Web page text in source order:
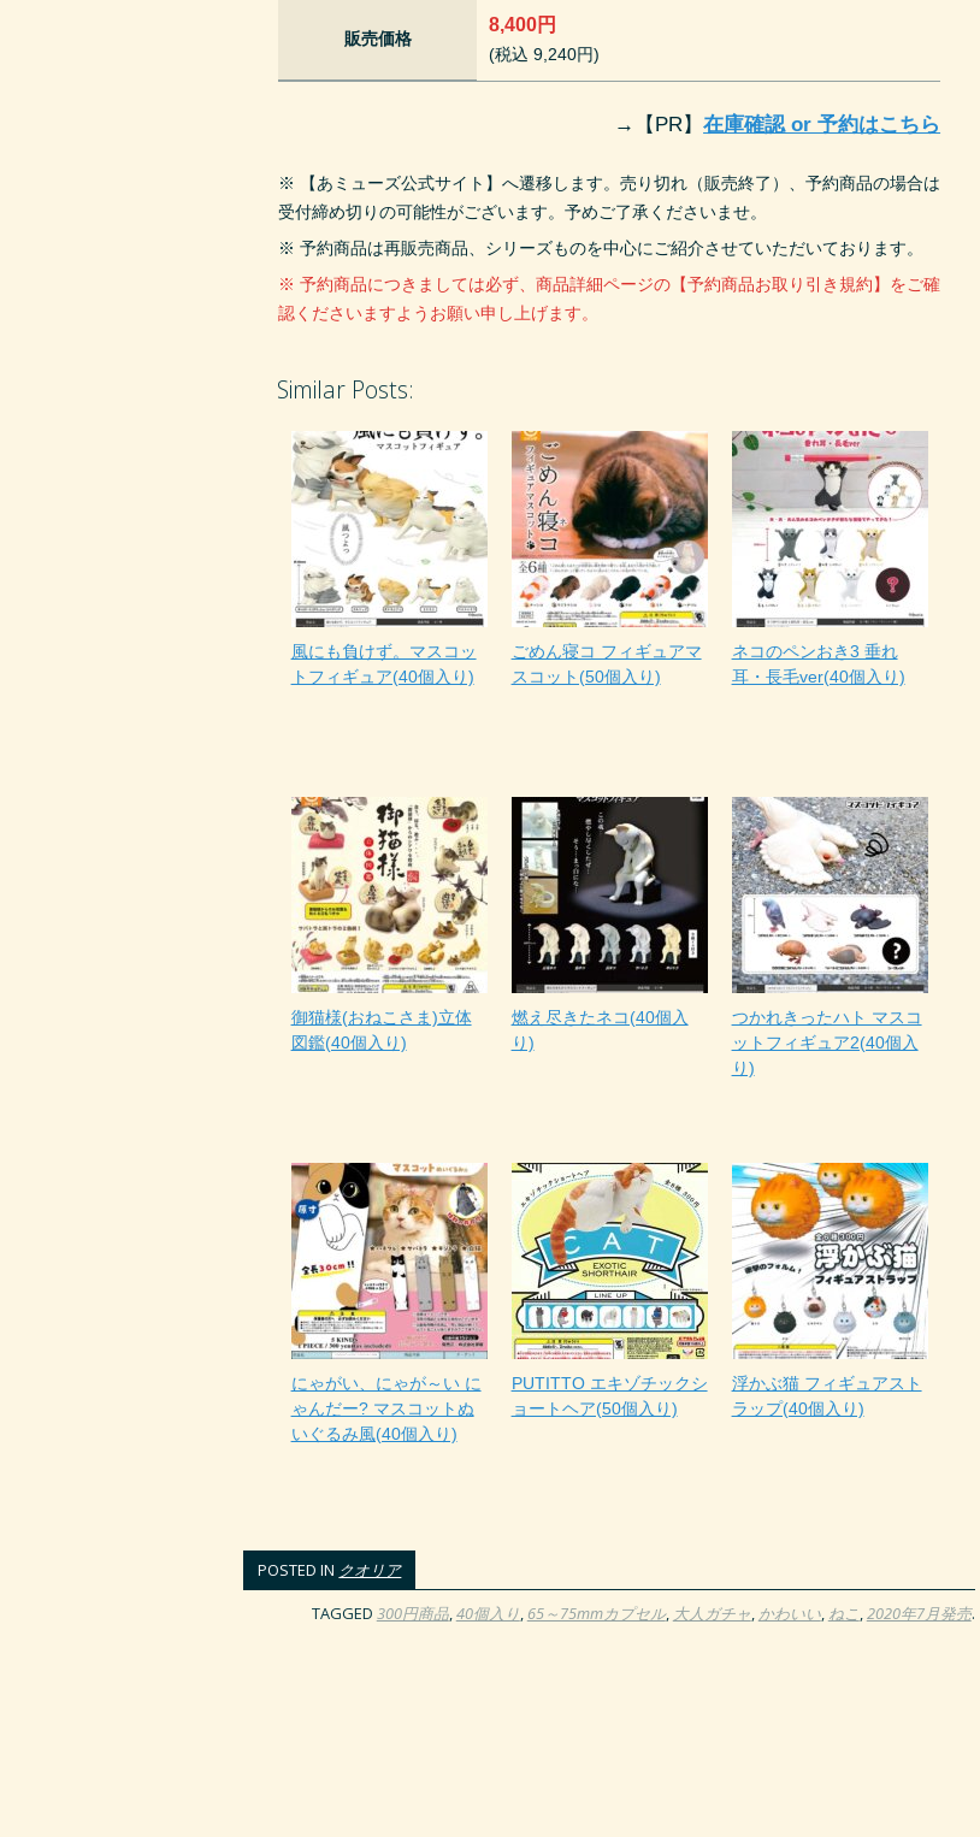
販売価格
8,400円
(税込 9,240円)
→ 【PR】在庫確認 or 予約はこちら
※ 【あミューズ公式サイト】へ遷移します。売り切れ（販売終了）、予約商品の場合は
受付締め切りの可能性がございます。予めご了承くださいませ。
※ 予約商品は再販売商品、シリーズものを中心にご紹介させていただいております。
※ 予約商品につきましては必ず、商品詳細ページの【予約商品お取り引き規約】をご確
認くださいますようお願い申し上げます。
Similar Posts:
風にも負けず。マスコッ
トフィギュア(40個入り)
ごめん寝コ フィギュアマ
スコット(50個入り)
ネコのペンおき3 垂れ
耳・長毛ver(40個入り)
御猫様(おねこさま)立体
図鑑(40個入り)
燃え尽きたネコ(40個入
り)
つかれきったハト マスコ
ットフィギュア2(40個入
り)
にゃがい、にゃが～い に
ゃんだー? マスコットぬ
いぐるみ風(40個入り)
PUTITTO エキゾチックシ
ョートヘア(50個入り)
浮かぶ猫 フィギュアスト
ラップ(40個入り)
POSTED IN クオリア
TAGGED 300円商品,40個入り, 65～75mmカプセル, 大人ガチャ, かわいい, ねこ,2020年7月発売.